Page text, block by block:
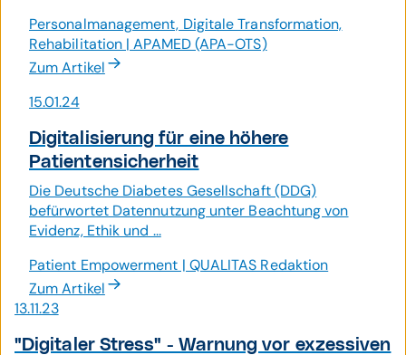
Personalmanagement, Digitale Transformation,
Rehabilitation | APAMED (APA-OTS)
Zum Artikel
15.01.24
Digitali­sierung für eine höhere
Patienten­sicher­heit
Die Deutsche Diabetes Gesellschaft (DDG)
befürwortet Datennutzung unter Beachtung von
Evidenz, Ethik und ...
Patient Empowerment | QUALITAS Redaktion
Zum Artikel
13.11.23
"Digitaler Stress" - Warnung vor exzes­siven